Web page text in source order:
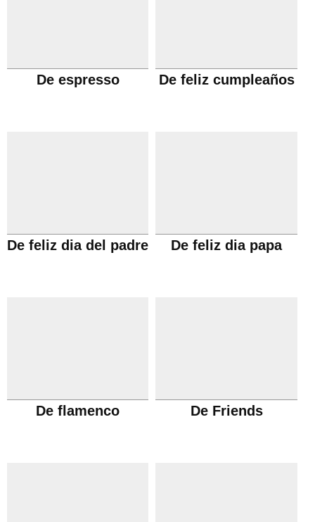
De espresso De feliz cumpleaños
De feliz dia del padre De feliz dia papa
De flamenco De Friends